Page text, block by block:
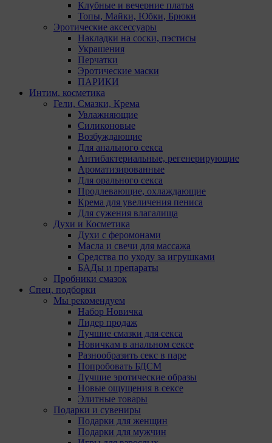
Клубные и вечерние платья
Топы, Майки, Юбки, Брюки
Эротические аксессуары
Накладки на соски, пэстисы
Украшения
Перчатки
Эротические маски
ПАРИКИ
Интим. косметика
Гели, Смазки, Крема
Увлажняющие
Силиконовые
Возбуждающие
Для анального секса
Антибактериальные, регенерирующие
Ароматизированные
Для орального секса
Продлевающие, охлаждающие
Крема для увеличения пениса
Для сужения влагалища
Духи и Косметика
Духи с феромонами
Масла и свечи для массажа
Средства по уходу за игрушками
БАДы и препараты
Пробники смазок
Спец. подборки
Мы рекомендуем
Набор Новичка
Лидер продаж
Лучшие смазки для секса
Новичкам в анальном сексе
Разнообразить секс в паре
Попробовать БДСМ
Лучшие эротические образы
Новые ощущения в сексе
Элитные товары
Подарки и сувениры
Подарки для женщин
Подарки для мужчин